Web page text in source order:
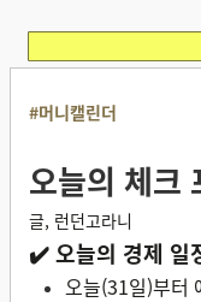
#머니캘린더
오늘의 체크
글, 런던고라니
✔️ 오늘의 경제 일
오늘(31일)부터